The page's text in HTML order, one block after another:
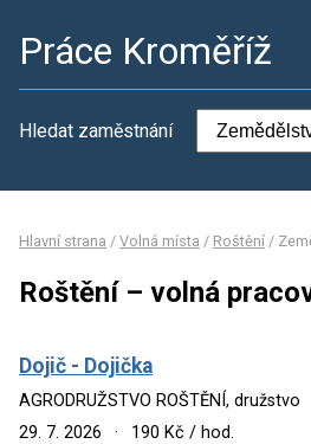
Práce Kroměříž
Hledat zaměstnání
Hlavní strana / Volná místa / Roštění /
Roštění – volná
Dojič - Dojička
AGRODRUŽSTVO ROŠTĚNÍ, družstvo
29. 7. 2026
· 190 Kč / hod.